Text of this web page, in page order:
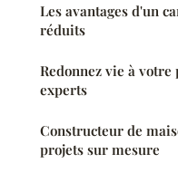
Les avantages d'un
réduits
Redonnez vie à
experts
Constructeur de
projets sur mesure